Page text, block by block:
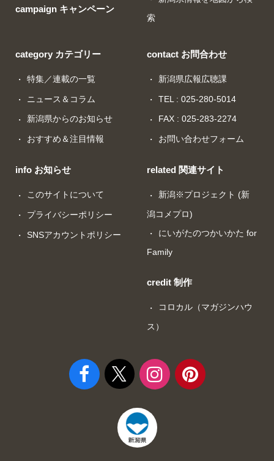
campaign キャンペーン
索
category カテゴリー
特集／連載の一覧
ニュース＆コラム
新潟県からのお知らせ
おすすめ＆注目情報
info お知らせ
このサイトについて
プライバシーポリシー
SNSアカウントポリシー
contact お問合わせ
新潟県広報広聴課
TEL : 025-280-5014
FAX : 025-283-2274
お問い合わせフォーム
related 関連サイト
新潟※プロジェクト (新
潟コメプロ)
にいがたのつかいかた for
Family
credit 制作
コロカル（マガジンハウ
ス）